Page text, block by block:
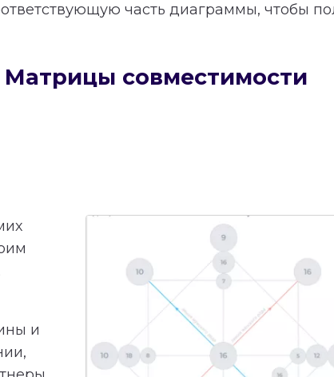
часть диаграммы, чтобы
совместимости
и